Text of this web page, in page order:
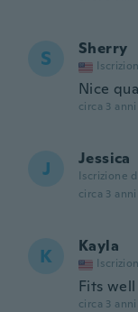
S Sherry
Nice
circa 3
J Jessica
Iscrizione
circa 3
K Kayla
Fits
circa 3